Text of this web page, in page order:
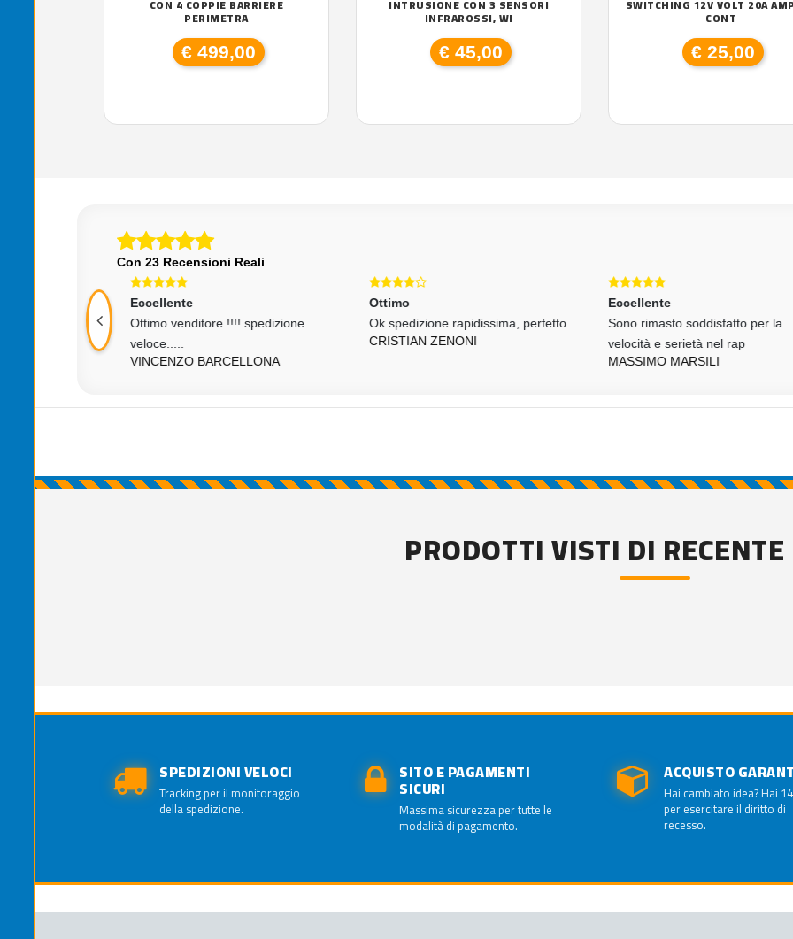
CON 4 COPPIE BARRIERE
PERIMETRA
€ 499,00
INTRUSIONE CON 3 SENSORI
INFRAROSSI, WI
€ 45,00
SWITCHING 12V VOLT 20A
CONT
€ 25,00
Con 23 Recensioni Reali
Eccellente
Ottimo venditore !!!! spedizione
veloce.....
VINCENZO BARCELLONA
Ottimo
Ok spedizione rapidissima, perfetto
CRISTIAN ZENONI
Eccellente
Sono rimasto soddisfatto per la
velocità e serietà nel rap
MASSIMO MARSILI
PRODOTTI VISTI DI RECENTE
SPEDIZIONI VELOCI
Tracking per il monitoraggio
della spedizione.
SITO E PAGAMENTI
SICURI
Massima sicurezza per tutte le
modalità di pagamento.
ACQUISTO
Hai cambiato idea? Hai
per esercitare il diritto di
recesso.